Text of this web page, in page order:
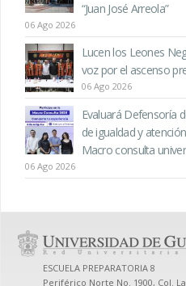
“Juan José Arreola”
06 Ago 2026
Lucen los Leones
voz por el ascenso
06 Ago 2026
Evaluará Defensoría
de igualdad y
Macro consulta
06 Ago 2026
ESCUELA PREPARATORIA 8
Periférico Norte No. 1900, Col.